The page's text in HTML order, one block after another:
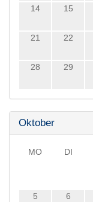
14 15
21 22
28 29
Oktober
MO DI
5 6